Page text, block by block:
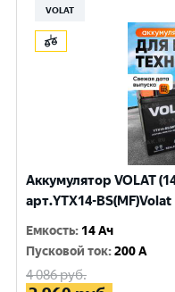
VOLAT
Аккумулятор VOLAT
арт.YTX14-BS(MF)Volat
Емкость: 14 Ач
Пусковой ток:200 A
4 086руб.